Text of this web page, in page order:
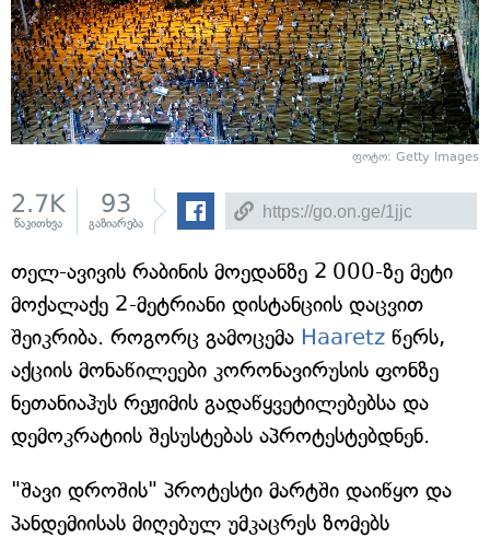
ფოტო: Getty Images
2.7K
წაკითხვა
93
გაზიარება
თელ-ავივის რაბინის მოედანზე 2 000-ზე მეტი
მოქალაქე 2-მეტრიანი დისტანციის დაცვით
შეიკრიბა. როგორც გამოცემა Haaretz წერს,
აქციის მონაწილეები კორონავირუსის ფონზე
ნეთანიაჰუს რეჟიმის გადაწყვეტილებებსა და
დემოკრატიის შესუსტებას აპროტესტებდნენ.
"შავი დროშის" პროტესტი მარტში დაიწყო და
პანდემიისას მიღებულ უმკაცრეს ზომებს